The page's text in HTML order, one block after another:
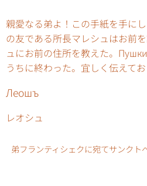
親愛なる弟よ！この手紙を手に
の友である所長マレシュはお前
ュにお前の住所を教えた。
うちに終わった。宜しく伝えてお
Леошъ
レオシュ
弟フランティシェクに宛てサンクト